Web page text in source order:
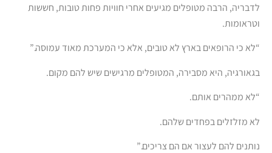
לדבריה, הרבה מטופלים מגיעים אחרי חוויות פחות טובות, חששות
וטראומות.
“לא כי הרופאים בארץ לא טובים, אלא כי המערכת מאוד עמוסה.”
בגאורגיה, היא מסבירה, המטופלים מרגישים שיש להם מקום.
“לא ממהרים אותם.
לא מזלזלים בפחדים שלהם.
נותנים להם לעצור אם הם צריכים.”